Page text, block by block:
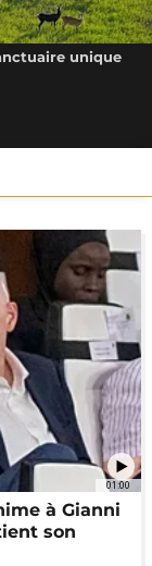
unique
01:00
à Gianni
son